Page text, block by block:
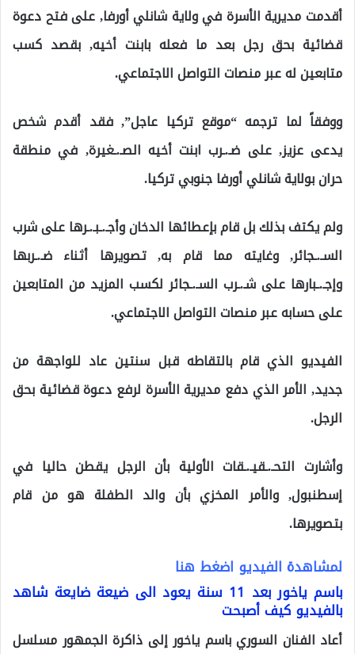
أقدمت مديرية الأسرة في ولاية شانلي أورفا, على فتح دعوة
قضائية بحق رجل بعد ما فعله بابنت أخيه, بقصد كسب
متابعين له عبر منصات التواصل الاجتماعي.
ووفقاً لما ترجمه “موقع تركيا عاجل”, فقد أقدم شخص
يدعى عزيز, على ضـ.ـرب ابنت أخيه الصـ.ـغيرة, في منطقة
حران بولاية شانلي أورفا جنوبي تركيا.
ولم يكتف بذلك بل قام بإعطائها الدخان وأجـ.ـبـ.ـرها على شرب
السـ.ـجائر, وغايته مما قام به, تصويرها أثناء ضـ.ـربها
وإجـ.ـبارها على شـ.ـرب السـ.ـجائر لكسب المزيد من المتابعين
على حسابه عبر منصات التواصل الاجتماعي.
الفيديو الذي قام بالتقاطه قبل سنتين عاد للواجهة من
جديد, الأمر الذي دفع مديرية الأسرة لرفع دعوة قضائية بحق
الرجل.
وأشارت التحـ.ـقيـ.ـقات الأولية بأن الرجل يقطن حاليا في
إسطنبول, والأمر المخزي بأن والد الطفلة هو من قام
بتصويرها.
لمشاهدة الفيديو اضغط هنا
باسم ياخور بعد 11 سنة يعود الى ضيعة ضايعة شاهد
بالفيديو كيف أصبحت
أعاد الفنان السوري باسم ياخور إلى ذاكرة الجمهور مسلسل